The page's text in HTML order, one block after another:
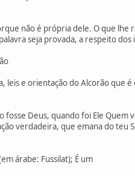
não é própria dele. O que
seja provada, a respeito dos
e orientação do Alcorão que
Deus, quando foi Ele Quem
verdadeira, que emana do teu
árabe: Fussilat); É um